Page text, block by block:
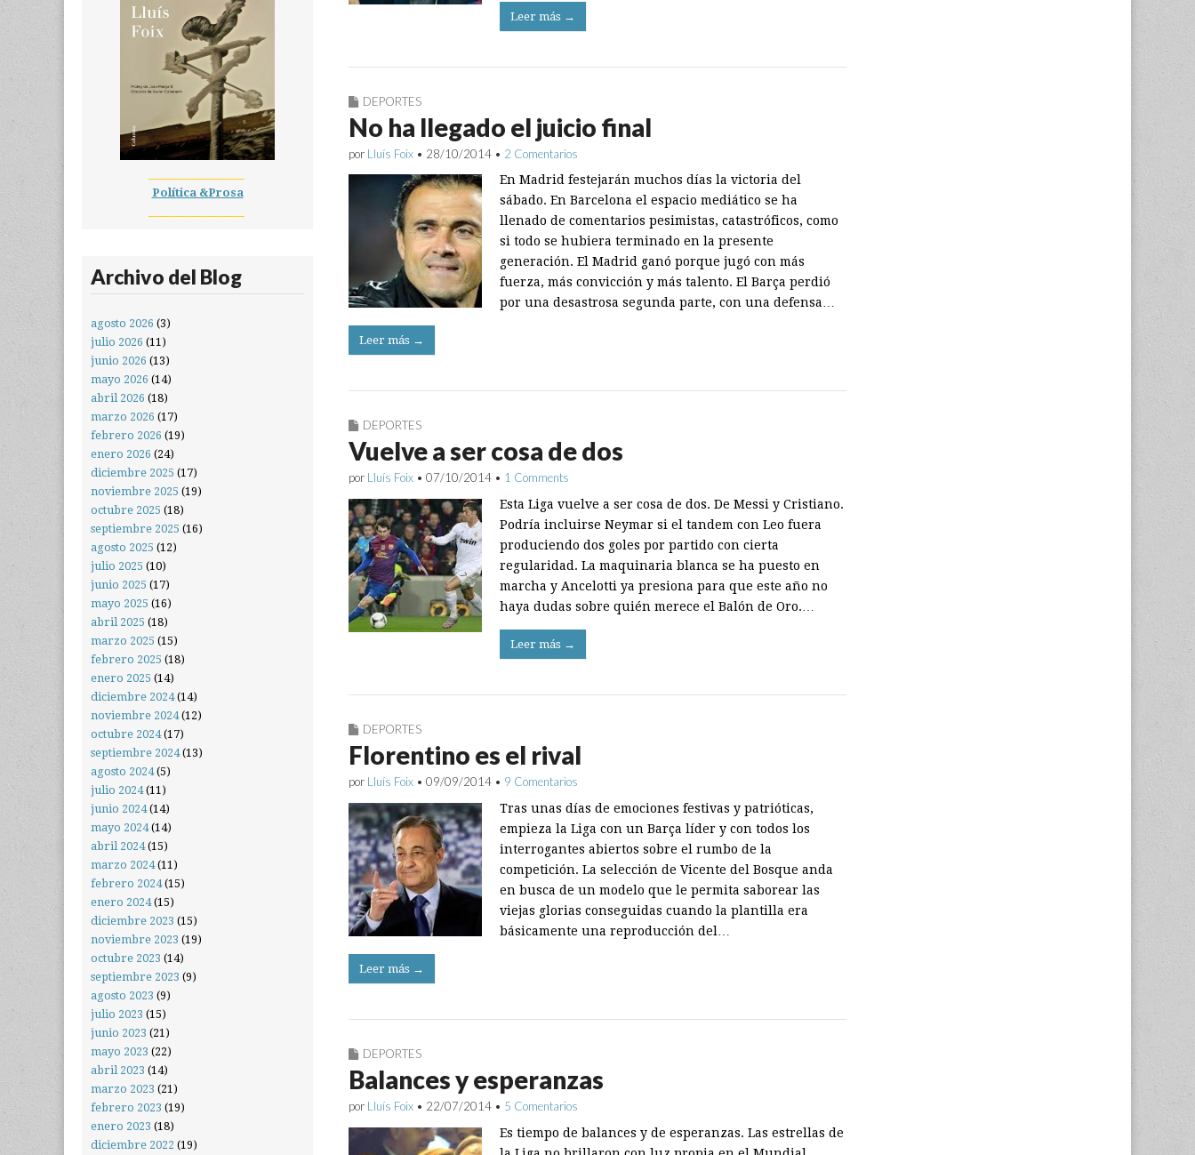
Leer más →
DEPORTES
No ha llegado el juicio final
por Lluís Foix • 28/10/2014 • 2 Comentarios
En Madrid festejarán muchos días la victoria del
sábado. En Barcelona el espacio mediático se ha
llenado de comentarios pesimistas, catastróficos, como
si todo se hubiera terminado en la presente
generación. El Madrid ganó porque jugó con más
fuerza, más convicción y más talento. El Barça perdió
por una desastrosa segunda parte, con una defensa…
Leer más →
DEPORTES
Vuelve a ser cosa de dos
por Lluís Foix • 07/10/2014 • 1 Comments
Esta Liga vuelve a ser cosa de dos. De Messi y Cristiano.
Podría incluirse Neymar si el tandem con Leo fuera
produciendo dos goles por partido con cierta
regularidad. La maquinaria blanca se ha puesto en
marcha y Ancelotti ya presiona para que este año no
haya dudas sobre quién merece el Balón de Oro.…
Leer más →
DEPORTES
Florentino es el rival
por Lluís Foix • 09/09/2014 • 9 Comentarios
Tras unas días de emociones festivas y patrióticas,
empieza la Liga con un Barça líder y con todos los
interrogantes abiertos sobre el rumbo de la
competición. La selección de Vicente del Bosque anda
en busca de un modelo que le permita saborear las
viejas glorias conseguidas cuando la plantilla era
básicamente una reproducción del…
Leer más →
DEPORTES
Balances y esperanzas
por Lluís Foix • 22/07/2014 • 5 Comentarios
Es tiempo de balances y de esperanzas. Las estrellas de
Política &Prosa
Archivo del Blog
agosto 2026 (3)
julio 2026 (11)
junio 2026 (13)
mayo 2026 (14)
abril 2026 (18)
marzo 2026 (17)
febrero 2026 (19)
enero 2026 (24)
diciembre 2025 (17)
noviembre 2025 (19)
octubre 2025 (18)
septiembre 2025 (16)
agosto 2025 (12)
julio 2025 (10)
junio 2025 (17)
mayo 2025 (16)
abril 2025 (18)
marzo 2025 (15)
febrero 2025 (18)
enero 2025 (14)
diciembre 2024(14)
noviembre 2024(12)
octubre 2024(17)
septiembre 2024(13)
agosto 2024(5)
julio 2024(11)
junio 2024(14)
mayo 2024(14)
abril 2024(15)
marzo 2024(11)
febrero 2024(15)
enero 2024(15)
diciembre 2023 (15)
noviembre 2023 (19)
octubre 2023 (14)
septiembre 2023 (9)
agosto 2023 (9)
julio 2023 (15)
junio 2023 (21)
mayo 2023 (22)
abril 2023 (14)
marzo 2023 (21)
febrero 2023 (19)
enero 2023 (18)
diciembre 2022 (19)